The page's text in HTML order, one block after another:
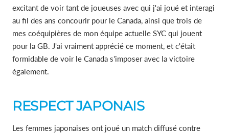
excitant de voir tant de joueuses avec qui j'ai joué et interagi
au fil des ans concourir pour le Canada, ainsi que trois de
mes coéquipières de mon équipe actuelle SYC qui jouent
pour la GB. J'ai vraiment apprécié ce moment, et c'était
formidable de voir le Canada s'imposer avec la victoire
également.
RESPECT JAPONAIS
Les femmes japonaises ont joué un match diffusé contre